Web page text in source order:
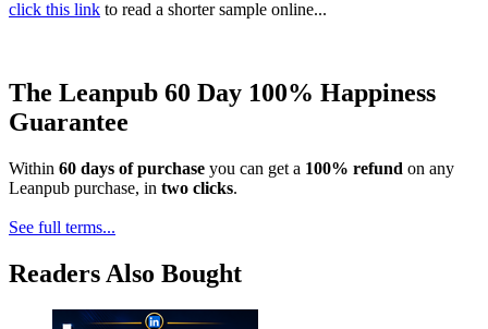
click this link to read a shorter sample online...
The Leanpub 60 Day 100% Happiness
Guarantee
Within 60 days of purchase you can get a 100% refund on any
Leanpub purchase, in two clicks.
See full terms...
Readers Also Bought